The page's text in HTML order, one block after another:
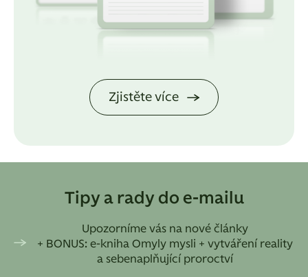
Zjistěte více
Tipy a rady do e-mailu
Upozorníme vás na nové články
+ BONUS: e-kniha Omyly mysli + vytváření reality
a sebenaplňující proroctví